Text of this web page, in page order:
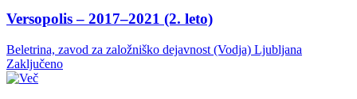
Versopolis – 2017–2021 (2. leto)
Beletrina, zavod za založniško dejavnost (Vodja) Ljubljana
Zaključeno